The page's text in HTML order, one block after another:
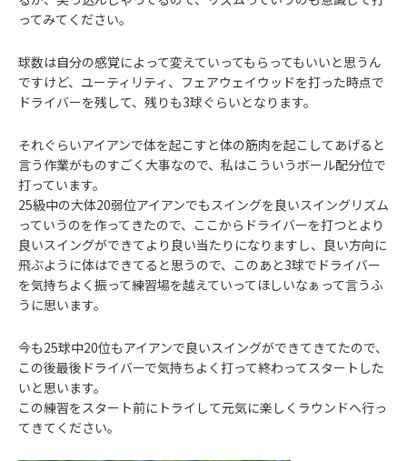
ってみてください。
球数は自分の感覚によって変えていってもらってもいいと思うん
ですけど、ユーティリティ、フェアウェイウッドを打った時点で
ドライバーを残して、残りも3球ぐらいとなります。
それぐらいアイアンで体を起こすと体の筋肉を起こしてあげると
言う作業がものすごく大事なので、私はこういうボール配分位で
打っています。
25級中の大体20弱位アイアンでもスイングを良いスイングリズム
っていうのを作ってきたので、ここからドライバーを打つとより
良いスイングができてより良い当たりになりますし、良い方向に
飛ぶように体はできてると思うので、このあと3球でドライバー
を気持ちよく振って練習場を越えていってほしいなぁって言うふ
うに思います。
今も25球中20位もアイアンで良いスイングができてきてたので、
この後最後ドライバーで気持ちよく打って終わってスタートした
いと思います。
この練習をスタート前にトライして元気に楽しくラウンドへ行っ
てきてください。